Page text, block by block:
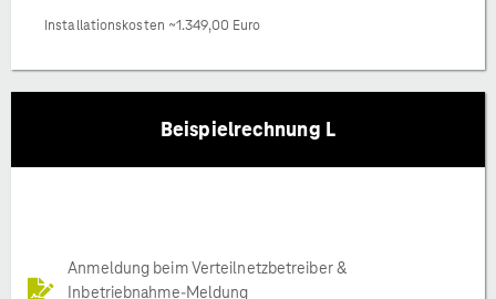
Installationskosten ~1.349,00 Euro
Beispielrechnung L
Anmeldung beim Verteilnetzbetreiber &
Inbetriebnahme-Meldung